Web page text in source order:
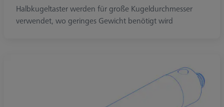
Halbkugeltaster werden für große Kugeldurchmesser
verwendet, wo geringes Gewicht benötigt wird